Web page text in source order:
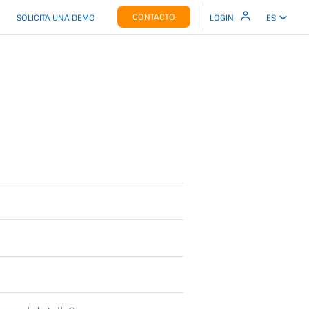
SOLICITA UNA DEMO CONTACTO LOGIN ES